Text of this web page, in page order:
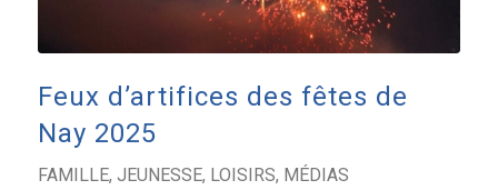
Feux d’artifices des fêtes de
Nay 2025
FAMILLE, JEUNESSE, LOISIRS, MÉDIAS